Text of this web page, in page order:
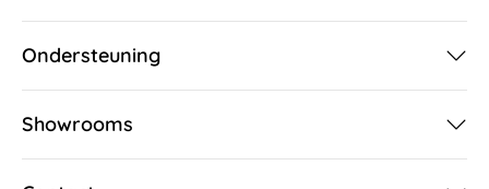
Ondersteuning
Showrooms